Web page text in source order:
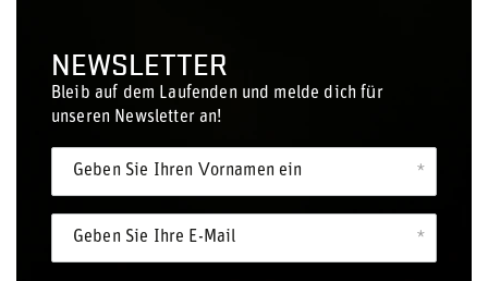
NEWSLETTER
Bleib auf dem Laufenden und melde dich für
unseren Newsletter an!
Geben Sie Ihren Vornamen ein
Geben Sie Ihre E-Mail